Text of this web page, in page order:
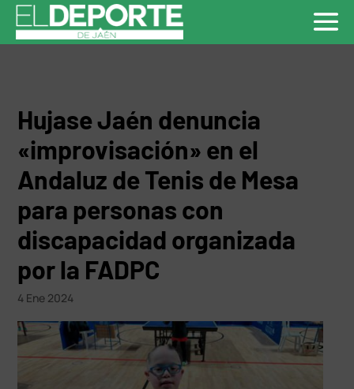
Hujase Jaén denuncia
«improvisación» en el
Andaluz de Tenis de Mesa
para personas con
discapacidad organizada
por la FADPC
4 Ene 2024